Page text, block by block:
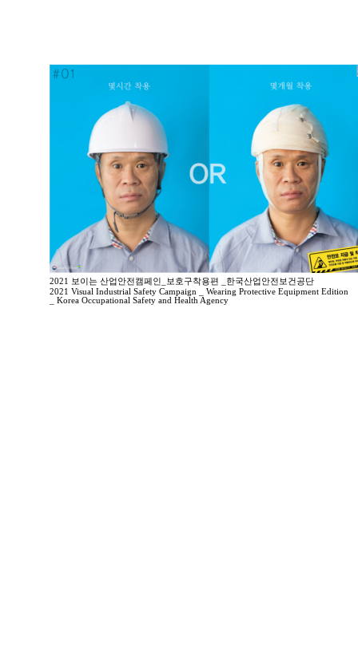
2021 보이는 산업안전캠페인_보호구착용편 _한국산업안전보건공단
2021 Visual Industrial Safety Campaign _ Wearing Protective Equipment Edition
_ Korea Occupational Safety and Health Agency